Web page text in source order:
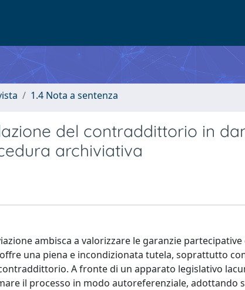
1.4 Nota a sentenza
del contraddittorio in
archiviativa
ambisca a valorizzare le garanzie
una piena e incondizionata tutela, soprattutto
A fronte di un apparato legislativo
il processo in modo autoreferenziale, adottando